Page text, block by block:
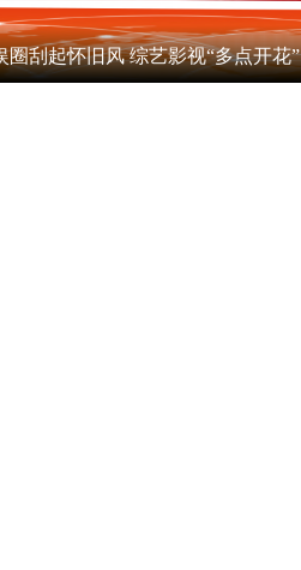
圈刮起怀旧风 综艺影视“多点开花”